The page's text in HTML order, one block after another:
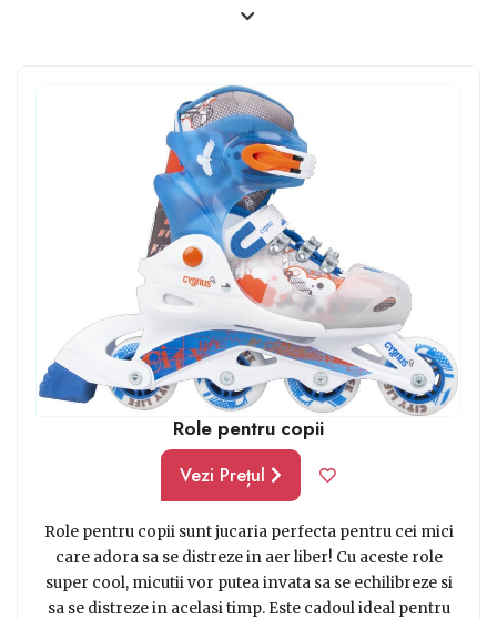
Role pentru copii
Vezi Prețul
Role pentru copii sunt jucaria perfecta pentru cei mici
care adora sa se distreze in aer liber! Cu aceste role
super cool, micutii vor putea invata sa se echilibreze si
sa se distreze in acelasi timp. Este cadoul ideal pentru